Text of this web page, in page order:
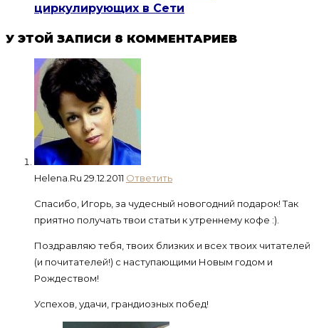
циркулирующих в Сети
У ЭТОЙ ЗАПИСИ 8 КОММЕНТАРИЕВ
Helena.Ru 29.12.2011 Ответить
Спасибо, Игорь, за чудесный новогодний подарок! Так
приятно получать твои статьи к утреннему кофе :).
Поздравляю тебя, твоих близких и всех твоих читателей
(и почитателей!) с наступающими Новым годом и
Рождеством!
Успехов, удачи, грандиозных побед!